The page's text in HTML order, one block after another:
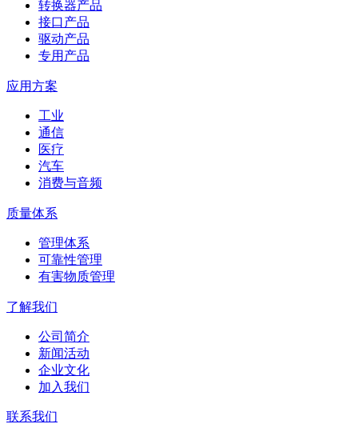
转换器产品
接口产品
驱动产品
专用产品
应用方案
工业
通信
医疗
汽车
消费与音频
质量体系
管理体系
可靠性管理
有害物质管理
了解我们
公司简介
新闻活动
企业文化
加入我们
联系我们